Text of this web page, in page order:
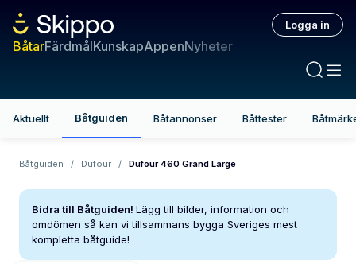
BåtarFärdmålKunskapAppenNyheter
Logga in
Aktuellt Båtguiden Båtannonser Båttester
Båtguiden / Dufour / Dufour 460 Grand Large
Bidra till Båtguiden! Lägg till bilder, information och
omdömen så kan vi tillsammans bygga Sveriges mest
kompletta båtguide!